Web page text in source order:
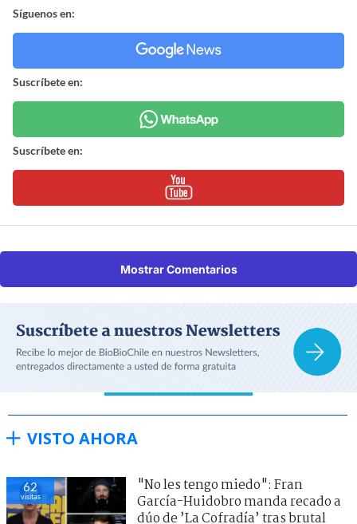
Síguenos en:
Suscríbete en:
Suscríbete en:
Mostrar Comentarios
VISTO AHORA
62
visitas
"No les tengo miedo": Fran
García-Huidobro manda recado a
dúo de ’La Cofradía’ tras brutal